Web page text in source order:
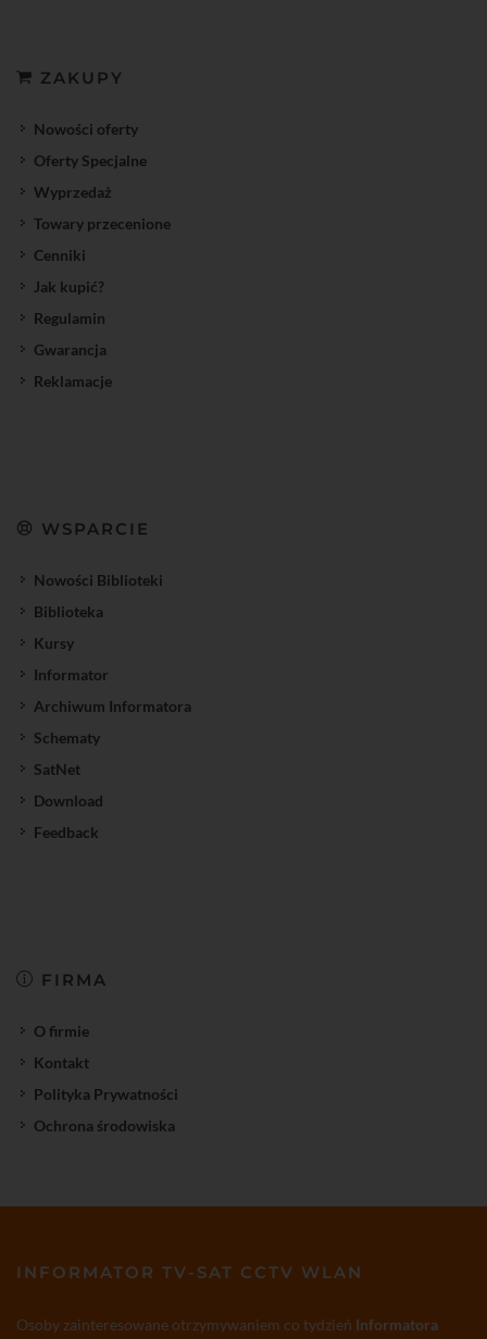
ZAKUPY
Nowości oferty
Oferty Specjalne
Wyprzedaż
Towary przecenione
Cenniki
Jak kupić?
Regulamin
Gwarancja
Reklamacje
WSPARCIE
Nowości Biblioteki
Biblioteka
Kursy
Informator
Archiwum Informatora
Schematy
SatNet
Download
Feedback
FIRMA
O firmie
Kontakt
Polityka Prywatności
Ochrona środowiska
INFORMATOR TV-SAT CCTV WLAN
Osoby zainteresowane otrzymywaniem co tydzień Informatora